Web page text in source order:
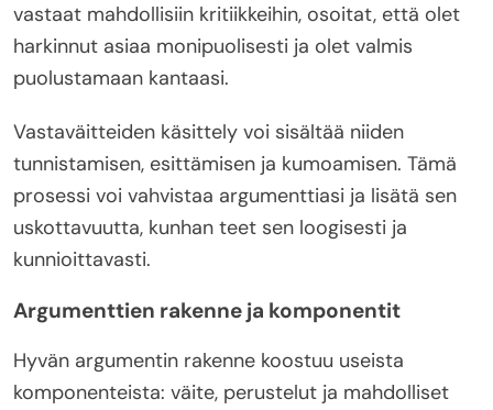
vastaat mahdollisiin kritiikkeihin, osoitat, että olet
harkinnut asiaa monipuolisesti ja olet valmis
puolustamaan kantaasi.
Vastaväitteiden käsittely voi sisältää niiden
tunnistamisen, esittämisen ja kumoamisen. Tämä
prosessi voi vahvistaa argumenttiasi ja lisätä sen
uskottavuutta, kunhan teet sen loogisesti ja
kunnioittavasti.
Argumenttien rakenne ja komponentit
Hyvän argumentin rakenne koostuu useista
komponenteista: väite, perustelut ja mahdolliset